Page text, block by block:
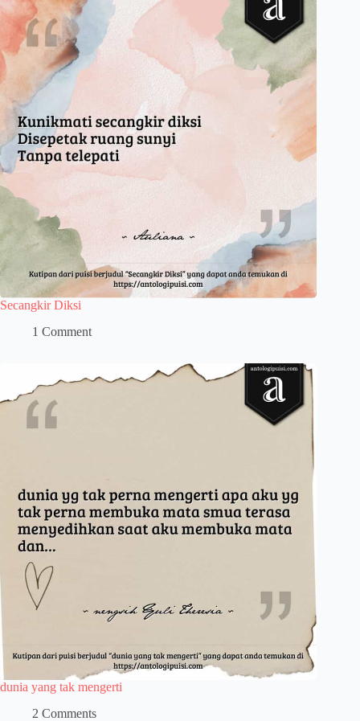
Secangkir Diksi
1 Comment
dunia yang tak mengerti
2 Comments